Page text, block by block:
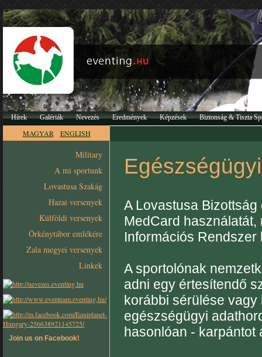
Hírek Galériák Nevezés Eredmények Képzések Biztonság & Tiszta
MAGYAR ENGLISH
Military
A mi sportunk
Lovastusa Szakág
Hazai versenyek
Külföldi versenyek
Örkénytábor emlékére
Zala megyei versenyek
Linkek
Join us on Facebook!
A Lovastusa
MedCard
Információs
A sportolónak
adni egy értesítendő
korábbi sérülése
egészségügyi
hasonlóan - karpántot